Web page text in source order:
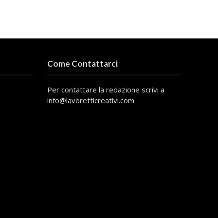
Come Contattarci
Per contattare la redazione scrivi a
info@lavoretticreativi.com